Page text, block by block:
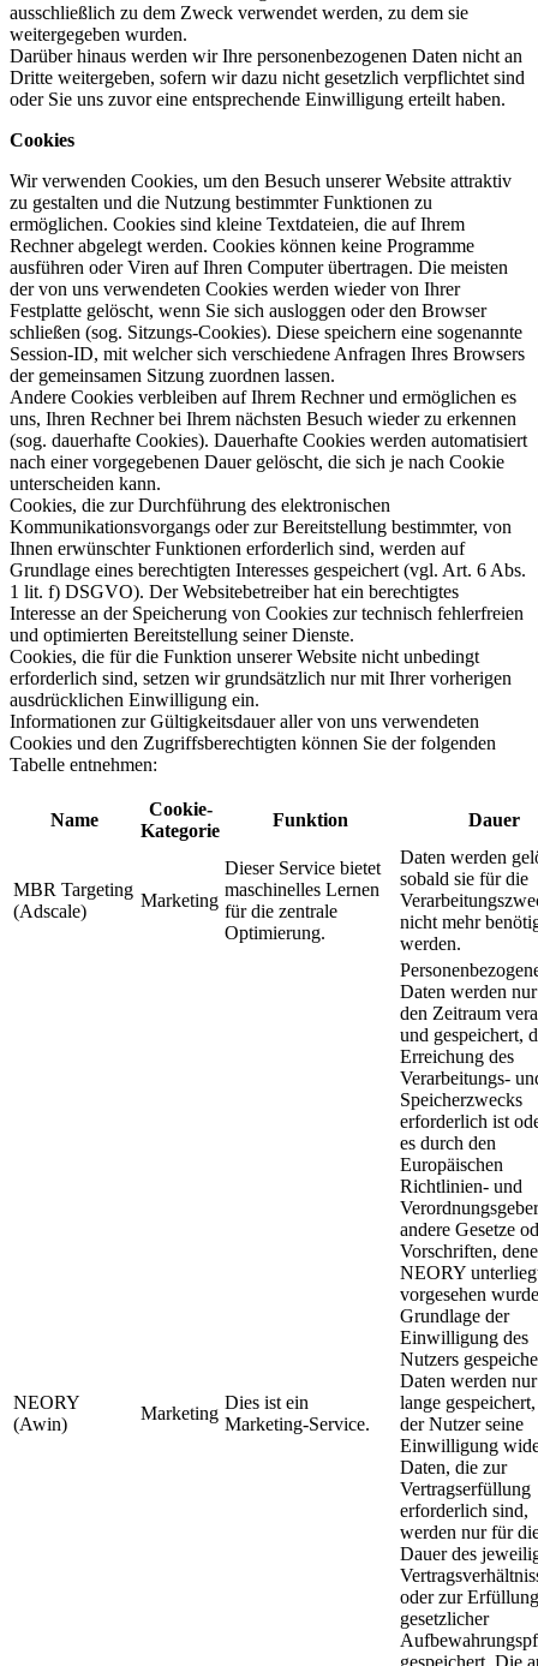
ausschließlich zu dem Zweck verwendet werden, zu dem sie
weitergegeben wurden.
Darüber hinaus werden wir Ihre personenbezogenen Daten nicht an
Dritte weitergeben, sofern wir dazu nicht gesetzlich verpflichtet sind
oder Sie uns zuvor eine entsprechende Einwilligung erteilt haben.
Cookies
Wir verwenden Cookies, um den Besuch unserer Website attraktiv
zu gestalten und die Nutzung bestimmter Funktionen zu
ermöglichen. Cookies sind kleine Textdateien, die auf Ihrem
Rechner abgelegt werden. Cookies können keine Programme
ausführen oder Viren auf Ihren Computer übertragen. Die meisten
der von uns verwendeten Cookies werden wieder von Ihrer
Festplatte gelöscht, wenn Sie sich ausloggen oder den Browser
schließen (sog. Sitzungs-Cookies). Diese speichern eine sogenannte
Session-ID, mit welcher sich verschiedene Anfragen Ihres Browsers
der gemeinsamen Sitzung zuordnen lassen.
Andere Cookies verbleiben auf Ihrem Rechner und ermöglichen es
uns, Ihren Rechner bei Ihrem nächsten Besuch wieder zu erkennen
(sog. dauerhafte Cookies). Dauerhafte Cookies werden automatisiert
nach einer vorgegebenen Dauer gelöscht, die sich je nach Cookie
unterscheiden kann.
Cookies, die zur Durchführung des elektronischen
Kommunikationsvorgangs oder zur Bereitstellung bestimmter, von
Ihnen erwünschter Funktionen erforderlich sind, werden auf
Grundlage eines berechtigten Interesses gespeichert (vgl. Art. 6 Abs.
1 lit. f) DSGVO). Der Websitebetreiber hat ein berechtigtes
Interesse an der Speicherung von Cookies zur technisch fehlerfreien
und optimierten Bereitstellung seiner Dienste.
Cookies, die für die Funktion unserer Website nicht unbedingt
erforderlich sind, setzen wir grundsätzlich nur mit Ihrer vorherigen
ausdrücklichen Einwilligung ein.
Informationen zur Gültigkeitsdauer aller von uns verwendeten
Cookies und den Zugriffsberechtigten können Sie der folgenden
Tabelle entnehmen:
Name
Cookie-
Kategorie
Funktion Dauer
MBR Targeting
(Adscale)
Marketing
Dieser Service bietet
maschinelles Lernen
für die zentrale
Optimierung.
Daten werden
sobald sie für die
nicht mehr
werden.
NEORY
(Awin)
Marketing
Dies ist ein
Marketing-Service.
Daten werden
den Zeitraum
und gespeichert,
Erreichung des
Verarbeitungs-
Speicherzwecks
erforderlich ist
es durch den
Europäischen
Richtlinien- und
andere Gesetze
Vorschriften,
NEORY
vorgesehen
Grundlage der
Einwilligung des
Nutzers
Daten werden
lange
der Nutzer seine
Einwilligung
Daten, die zur
Vertragserfüllung
erforderlich sind,
werden nur für
Dauer des
oder zur Erfüllung
gesetzlicher
gespeichert. Die